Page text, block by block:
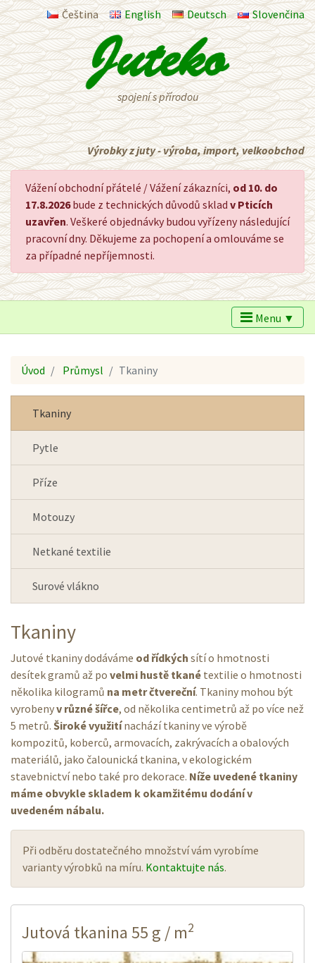
Čeština English Deutsch Slovenčina
spojení s přírodou
Výrobky z juty - výroba, import, velkoobchod
Vážení obchodní přátelé / Vážení zákazníci, od 10. do
17.8.2026bude z technických důvodů sklad v Pticích
uzavřen. Veškeré objednávky budou vyřízeny následující
pracovní dny. Děkujeme za pochopení a omlouváme se
za případné nepříjemnosti.
Menu ▼
Úvod Průmysl Tkaniny
Tkaniny
Pytle
Příze
Motouzy
Netkané textilie
Surové vlákno
Tkaniny
Jutové tkaniny dodáváme od řídkých sítí o hmotnosti
desítek gramů až po velmi hustě tkané textilie o hmotnosti
několika kilogramů na metr čtvereční. Tkaniny mohou být
vyrobenyv různé šířce, od několika centimetrů až po více než
5 metrů. Široké využitínachází tkaniny ve výrobě
kompozitů, koberců, armovacích, zakrývacích a obalových
materiálů, jako čalounická tkanina, v ekologickém
stavebnictví nebo také pro dekorace. Níže uvedené tkaniny
máme obvykle skladem k okamžitému dodání v
uvedeném nábalu.
Při odběru dostatečného množství vám vyrobíme
varianty výrobků na míru. Kontaktujte nás.
Jutová tkanina 55 g / m2